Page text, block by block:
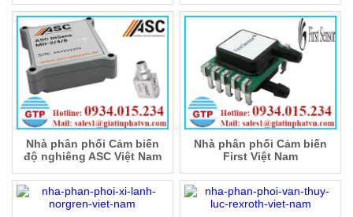
Nhà phân phối Cảm biến
độ nghiêng ASC Việt Nam
Nhà phân phối Cảm biến
First Việt Nam